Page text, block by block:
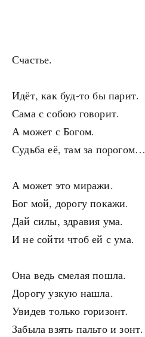
Счастье.
Идёт, как буд-то бы парит.
Сама с собою говорит.
А может с Богом.
Судьба её, там за порогом…
А может это миражи.
Бог мой, дорогу покажи.
Дай силы, здравия ума.
И не сойти чтоб ей с ума.
Она ведь смелая пошла.
Дорогу узкую нашла.
Увидев только горизонт.
Забыла взять пальто и зонт.